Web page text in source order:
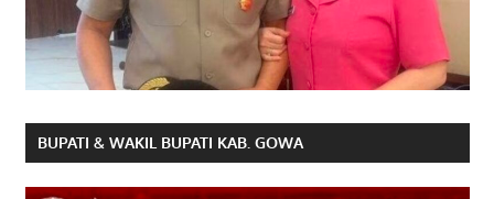
BUPATI & WAKIL BUPATI KAB. GOWA